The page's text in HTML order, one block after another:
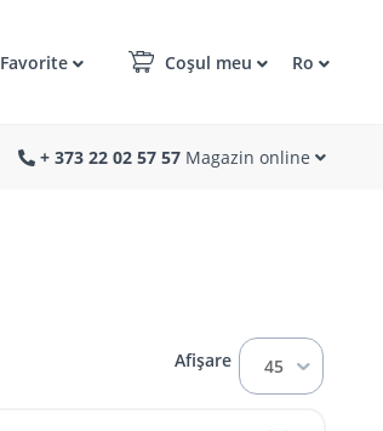
Favorite Coșul meu Ro
+ 373 22 02 57 57 Magazin online
Afișare 45